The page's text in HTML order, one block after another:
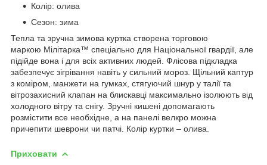
Колір: олива
Сезон: зима
Тепла та зручна зимова куртка створена торговою
маркою Мілітарка™ спеціально для Національної гвардії, але
підійде вона і для всіх активних людей. Флісова підкладка
забезпечує зігрівання навіть у сильний мороз. Щільний каптур
з коміром, манжети на гумках, стягуючий шнур у талії та
вітрозахисний клапан на блискавці максимально ізолюють від
холодного вітру та снігу. Зручні кишені допомагають
розмістити все необхідне, а на панелі велкро можна
причепити шеврони чи патчі. Колір куртки – олива.
Приховати